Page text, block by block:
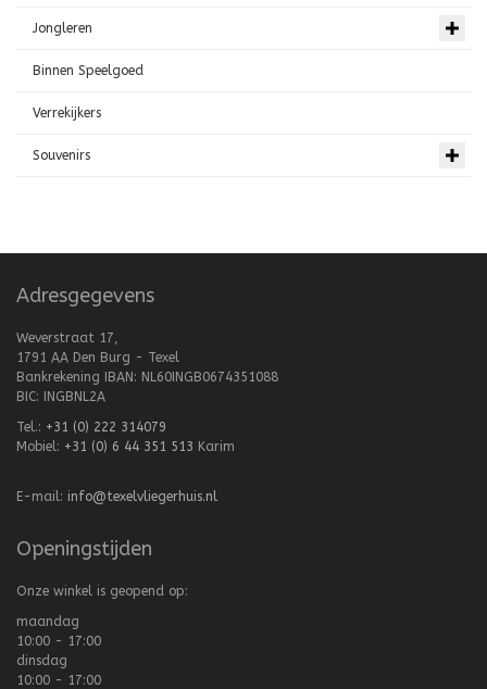
Jongleren
Binnen Speelgoed
Verrekijkers
Souvenirs
Adresgegevens
Weverstraat 17,
1791 AA Den Burg - Texel
Bankrekening IBAN: NL60INGB0674351088
BIC: INGBNL2A
Tel.: +31 (0) 222 314079
Mobiel: +31 (0) 6 44 351 513 Karim
E-mail: info@texelvliegerhuis.nl
Openingstijden
Onze winkel is geopend op:
maandag
10:00 - 17:00
dinsdag
10:00 - 17:00